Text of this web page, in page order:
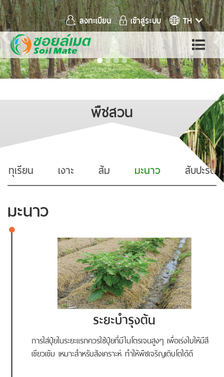
ลงทะเบียน เข้าสู่ระบบ
TH
Previous
พืชสวน
ทุเรียน เงาะ ส้ม มะนาว สับปะรด
มะนาว
ระยะบำรุงต้น
การใส่ปุ๋ยในระยะแรกควรใช้ปุ๋ยที่มีไนโตรเจนสูงๆ เพื่อเร่งใบให้มีสี
เขียวเข้ม เหมาะสำหรับสังเคราะห์ ทำให้พืชเจริญเติบโตได้ดี